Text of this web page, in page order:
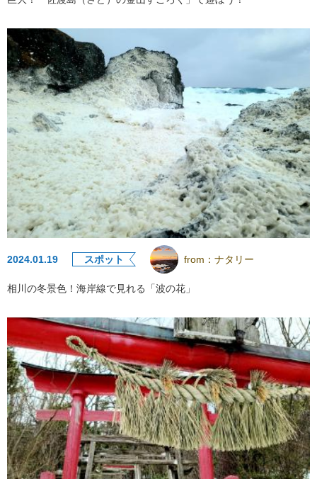
2024.01.19 スポット from： ナタリー
相川の冬景色！海岸線で見れる「波の花」